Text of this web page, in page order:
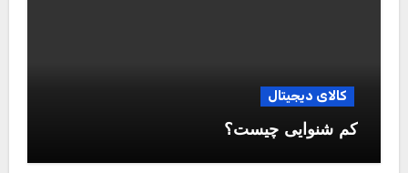
کالای دیجیتال
کم شنوایی چیست؟